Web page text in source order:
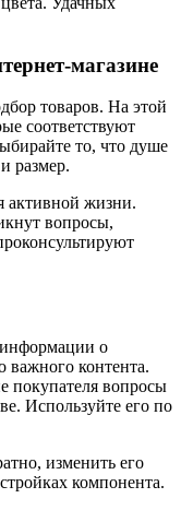
магазине
товаров. На этой
соответствуют
то, что душе
размер.
активной жизни.
вопросы,
о
важного контента.
покупателя вопросы
Используйте его по
изменить его
компонента.